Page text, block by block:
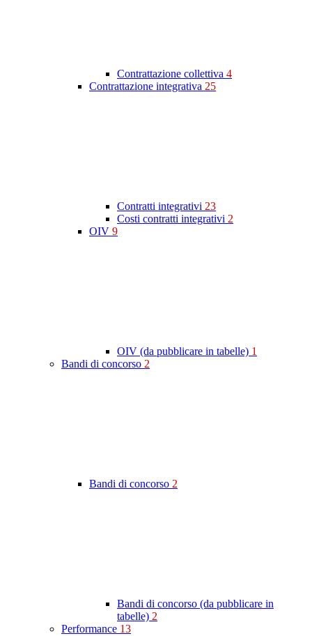
Contrattazione collettiva 4
Contrattazione integrativa 25
Contratti integrativi 23
Costi contratti integrativi 2
OIV 9
OIV (da pubblicare in tabelle) 1
Bandi di concorso 2
Bandi di concorso 2
Bandi di concorso (da pubblicare in
tabelle) 2
Performance 13